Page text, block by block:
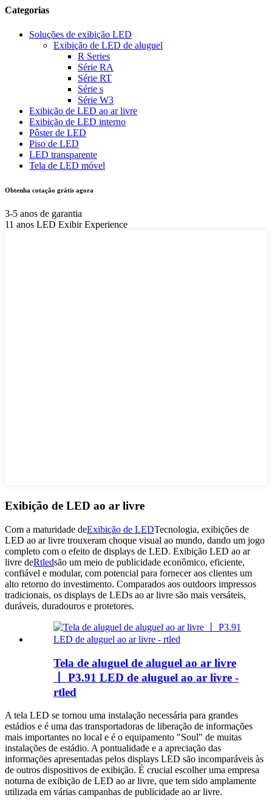
Categorias
Soluções de exibição LED
Exibição de LED de aluguel
R Series
Série RA
Série RT
Série s
Série W3
Exibição de LED ao ar livre
Exibição de LED interno
Pôster de LED
Piso de LED
LED transparente
Tela de LED móvel
Obtenha cotação grátis agora
3-5 anos de garantia
11 anos LED Exibir Experience
Exibição de LED ao ar livre
Com a maturidade deExibição de LEDTecnologia, exibições de
LED ao ar livre trouxeram choque visual ao mundo, dando um jogo
completo com o efeito de displays de LED. Exibição LED ao ar
livre deRtledsão um meio de publicidade econômico, eficiente,
confiável e modular, com potencial para fornecer aos clientes um
alto retorno do investimento. Comparados aos outdoors impressos
tradicionais, os displays de LEDs ao ar livre são mais versáteis,
duráveis, duradouros e protetores.
Tela de aluguel de aluguel ao ar livre
丨 P3.91 LED de aluguel ao ar livre -
rtled
A tela LED se tornou uma instalação necessária para grandes
estádios e é uma das transportadoras de liberação de informações
mais importantes no local e é o equipamento "Soul" de muitas
instalações de estádio. A pontualidade e a apreciação das
informações apresentadas pelos displays LED são incomparáveis ​​às
de outros dispositivos de exibição. É crucial escolher uma empresa
noturna de exibição de LED ao ar livre, que tem sido amplamente
utilizada em várias campanhas de publicidade ao ar livre.